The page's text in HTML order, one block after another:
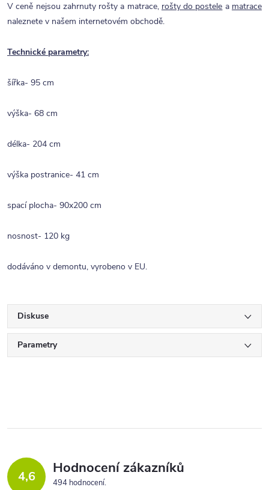
V ceně nejsou zahrnuty rošty a matrace, rošty do postele a matrace
naleznete v našem internetovém obchodě.
Technické parametry:
šířka- 95 cm
výška- 68 cm
délka- 204 cm
výška postranice- 41 cm
spací plocha- 90x200 cm
nosnost- 120 kg
dodáváno v demontu, vyrobeno v EU.
Diskuse
Parametry
4,6 Hodnocení zákazníků
494 hodnocení